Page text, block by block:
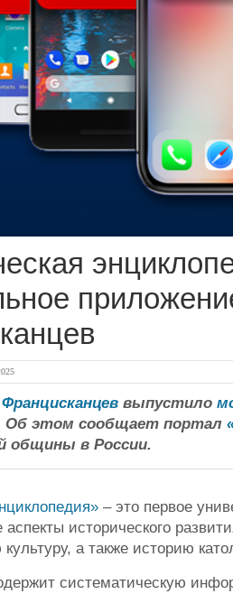
выпустило
Об этом сообщает портал
общины в России.
– это первое
исторического
а также историю
систематическую